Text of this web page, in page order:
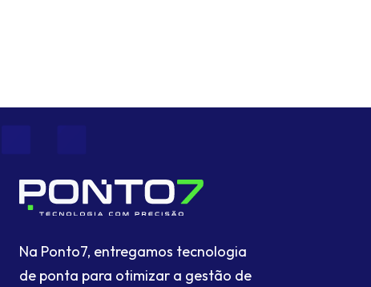
Na Ponto7, entregamos tecnologia
de ponta para otimizar a gestão de